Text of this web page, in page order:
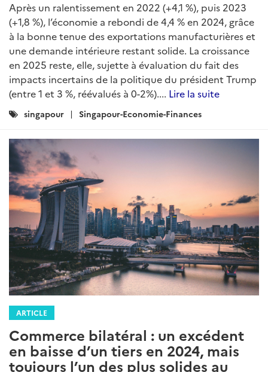
Après un ralentissement en 2022 (+4,1 %), puis 2023
(+1,8 %), l’économie a rebondi de 4,4 % en 2024, grâce
à la bonne tenue des exportations manufacturières et
une demande intérieure restant solide. La croissance
en 2025 reste, elle, sujette à évaluation du fait des
impacts incertains de la politique du président Trump
(entre 1 et 3 %, réévalués à 0-2%).... Lire la suite
Catégories
singapour Singapour-Economie-Finances
ARTICLE
Commerce bilatéral : un excédent
en baisse d’un tiers en 2024, mais
toujours l’un des plus solides au